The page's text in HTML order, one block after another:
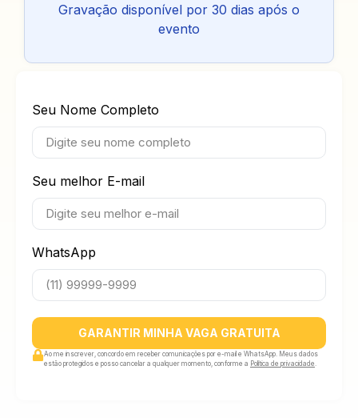
Gravação disponível por 30 dias após o
evento
Seu Nome Completo
Seu melhor E-mail
WhatsApp
GARANTIR MINHA VAGA GRATUITA
Ao me inscrever, concordo em receber comunicações por e-mail e WhatsApp. Meus dados
estão protegidos e posso cancelar a qualquer momento, conforme a Política de privacidade